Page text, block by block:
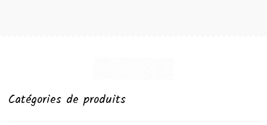
Catégories de produits